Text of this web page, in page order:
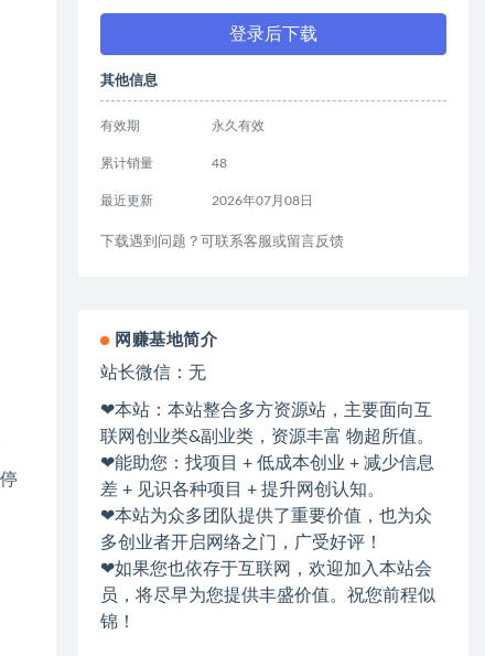
登录后下载
其他信息
有效期 永久有效
累计销量 48
最近更新 2026年07月08日
下载遇到问题？可联系客服或留言反馈
网赚基地简介
站长微信：无
❤本站：本站整合多方资源站，主要面向互
联网创业类&副业类，资源丰富 物超所值。
❤能助您：找项目 + 低成本创业 + 减少信息
差 + 见识各种项目 + 提升网创认知。
❤本站为众多团队提供了重要价值，也为众
多创业者开启网络之门，广受好评！
❤如果您也依存于互联网，欢迎加入本站会
员，将尽早为您提供丰盛价值。祝您前程似
锦！